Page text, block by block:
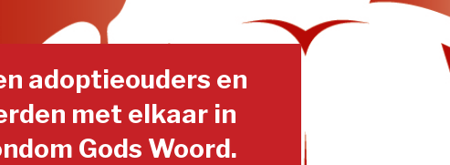
adoptieouders en
met elkaar in
Gods Woord.